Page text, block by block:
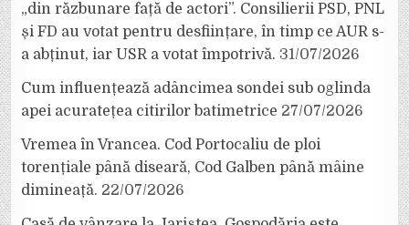
„din răzbunare față de actori”. Consilierii PSD, PNL
și FD au votat pentru desființare, în timp ce AUR s-
a abținut, iar USR a votat împotrivă. 31/07/2026
Cum influențează adâncimea sondei sub oglinda
apei acuratețea citirilor batimetrice 27/07/2026
Vremea în Vrancea. Cod Portocaliu de ploi
torențiale până diseară, Cod Galben până mâine
dimineață. 22/07/2026